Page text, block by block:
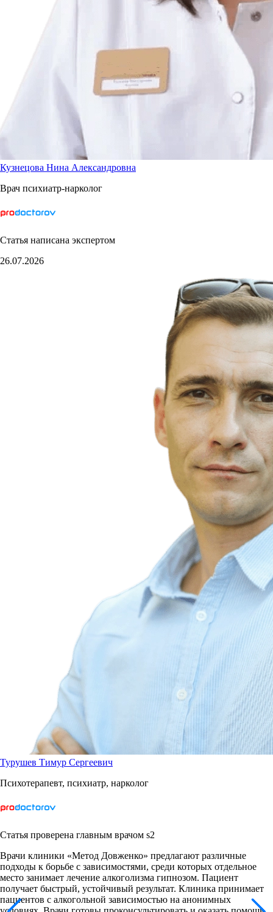
Кузнецова Нина Александровна
Врач психиатр-нарколог
Статья написана экспертом
26.07.2026
Турушев Тимур Сергеевич
Психотерапевт, психиатр, нарколог
Статья проверена главным врачом s2
Врачи клиники «Метод Довженко» предлагают различные
подходы к борьбе с зависимостями, среди которых отдельное
место занимает лечение алкоголизма гипнозом. Пациент
получает быстрый, устойчивый результат. Клиника принимает
пациентов с алкогольной зависимостью на анонимных